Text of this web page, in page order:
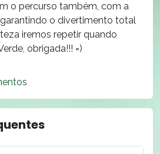
o percurso também, com a
o divertimento total
iremos repetir quando
obrigada!!! =)